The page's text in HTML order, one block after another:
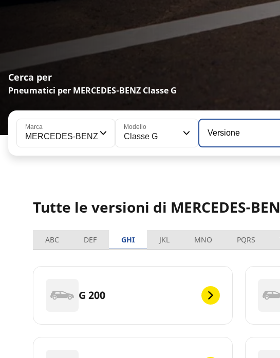
Cerca per
Pneumatici per MERCEDES-BENZ Classe G
Marca
MERCEDES-BENZ
Modello
Classe G Versione
Tutte le versioni di MERCEDES-
ABC DEF GHI JKL MNO PQRS
G 200